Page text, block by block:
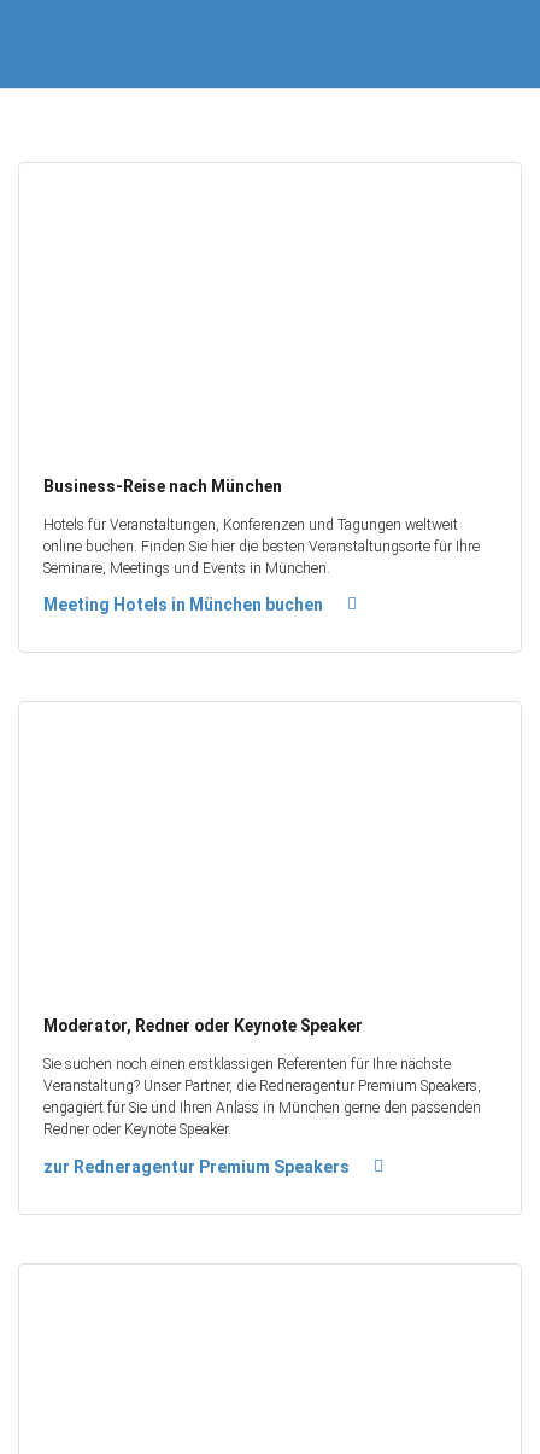
Business-Reise nach München
Hotels für Veranstaltungen, Konferenzen und Tagungen weltweit
online buchen. Finden Sie hier die besten Veranstaltungsorte für Ihre
Seminare, Meetings und Events in München.
Meeting Hotels in München buchen
Moderator, Redner oder Keynote Speaker
Sie suchen noch einen erstklassigen Referenten für Ihre nächste
Veranstaltung? Unser Partner, die Redneragentur Premium Speakers,
engagiert für Sie und Ihren Anlass in München gerne den passenden
Redner oder Keynote Speaker.
zur Redneragentur Premium Speakers